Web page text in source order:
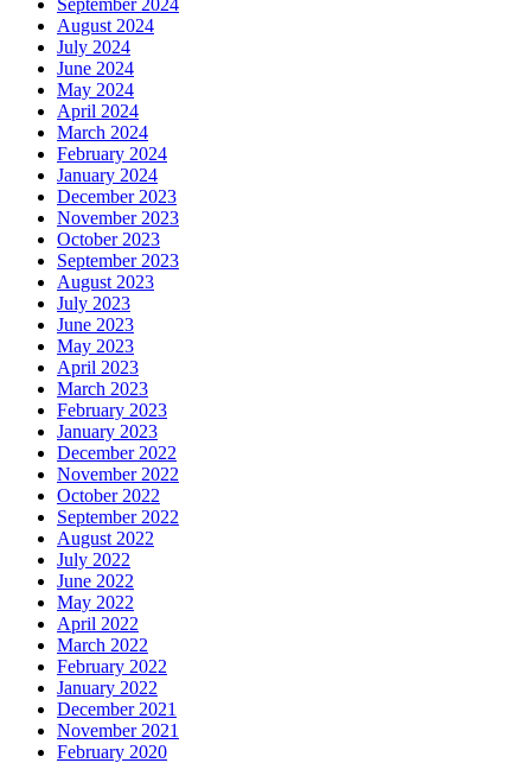
August 2024
July 2024
June 2024
May 2024
April 2024
March 2024
February 2024
January 2024
December 2023
November 2023
October 2023
September 2023
August 2023
July 2023
June 2023
May 2023
April 2023
March 2023
February 2023
January 2023
December 2022
November 2022
October 2022
September 2022
August 2022
July 2022
June 2022
May 2022
April 2022
March 2022
February 2022
January 2022
December 2021
November 2021
February 2020